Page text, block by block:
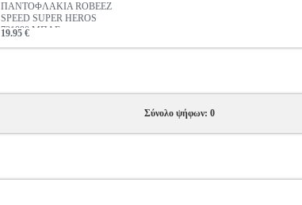
ΠΑΝΤΟΦΛΑΚΙΑ ROBEEZ
SPEED SUPER HEROS
731990 ΜΠΛΕ
19.95 €
Σύνολο ψήφων: 0